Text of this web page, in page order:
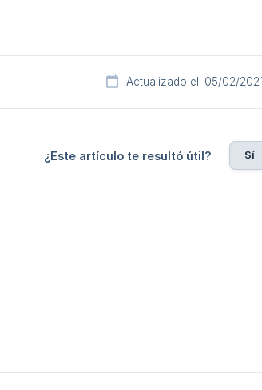
Actualizado el: 05/02/
¿Este artículo te resultó útil? Sí